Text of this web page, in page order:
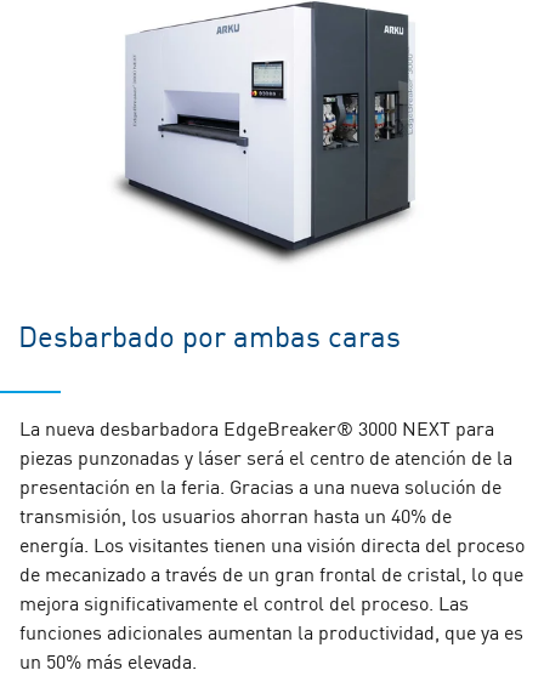
Desbarbado por ambas caras
La nueva desbarbadora EdgeBreaker® 3000 NEXT para
piezas punzonadas y láser será el centro de atención de la
presentación en la feria. Gracias a una nueva solución de
transmisión, los usuarios ahorran hasta un 40% de
energía. Los visitantes tienen una visión directa del proceso
de mecanizado a través de un gran frontal de cristal, lo que
mejora significativamente el control del proceso. Las
funciones adicionales aumentan la productividad, que ya es
un 50% más elevada.